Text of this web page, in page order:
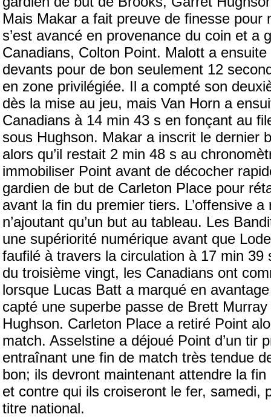
Mais Makar a fait preuve de finesse pour
s’est avancé en provenance du coin et a
Canadians, Colton Point. Malott a
devants pour de bon seulement 12
en zone privilégiée. Il a compté son
dès la mise au jeu, mais Van Horn a
Canadians à 14 min 43 s en fonçant au
sous Hughson. Makar a inscrit le dernier
alors qu’il restait 2 min 48 s au
immobiliser Point avant de décocher
gardien de but de Carleton Place pour
avant la fin du premier tiers. L’offensive
n’ajoutant qu’un but au tableau. Les
une supériorité numérique avant que
faufilé à travers la circulation à 17 min 39
du troisième vingt, les Canadians ont
lorsque Lucas Batt a marqué en
capté une superbe passe de Brett
Hughson. Carleton Place a retiré Point
match. Asselstine a déjoué Point d’un tir
entraînant une fin de match très tendue
bon; ils devront maintenant attendre la
et contre qui ils croiseront le fer, samedi,
titre national.